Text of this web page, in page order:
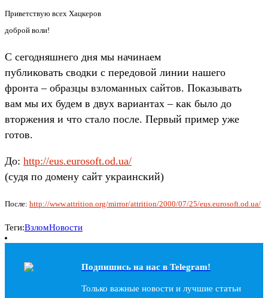
Приветствую всех Хацкеров
доброй воли!
С сегодняшнего дня мы начинаем
публиковать сводки с передовой линии нашего
фронта – образцы взломанных сайтов. Показывать
вам мы их будем в двух вариантах – как было до
вторжения и что стало после. Первый пример уже
готов.
До: http://eus.eurosoft.od.ua/
(судя по домену сайт украинский)
После: http://www.attrition.org/mirror/attrition/2000/07/25/eus.eurosoft.od.ua/
Теги:ВзломНовости
Подпишись на наc в Telegram!
Только важные новости и лучшие статьи